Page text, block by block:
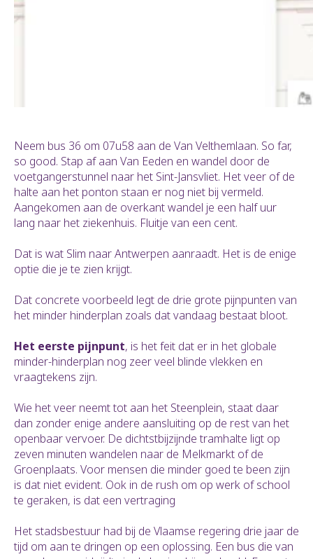
Neem bus 36 om 07u58 aan de Van Velthemlaan. So far,
so good. Stap af aan Van Eeden en wandel door de
voetgangerstunnel naar het Sint-Jansvliet. Het veer of de
halte aan het ponton staan er nog niet bij vermeld.
Aangekomen aan de overkant wandel je een half uur
lang naar het ziekenhuis. Fluitje van een cent.
Dat is wat Slim naar Antwerpen aanraadt. Het is de enige
optie die je te zien krijgt.
Dat concrete voorbeeld legt de drie grote pijnpunten van
het minder hinderplan zoals dat vandaag bestaat bloot.
Het eerste pijnpunt, is het feit dat er in het globale
minder-hinderplan nog zeer veel blinde vlekken en
vraagtekens zijn.
Wie het veer neemt tot aan het Steenplein, staat daar
dan zonder enige andere aansluiting op de rest van het
openbaar vervoer. De dichtstbijzijnde tramhalte ligt op
zeven minuten wandelen naar de Melkmarkt of de
Groenplaats. Voor mensen die minder goed te been zijn
is dat niet evident. Ook in de rush om op werk of school
te geraken, is dat een vertraging
Het stadsbestuur had bij de Vlaamse regering drie jaar de
tijd om aan te dringen op een oplossing. Een bus die van